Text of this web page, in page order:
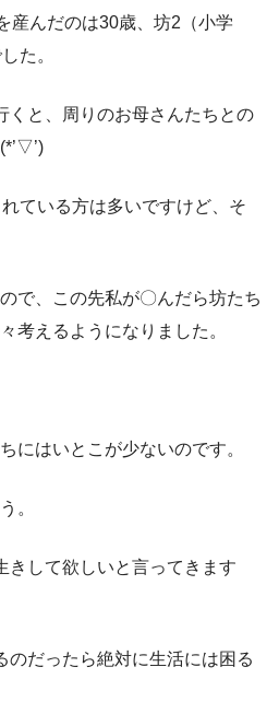
産んだのは30歳、坊2（小学
た。
くと、周りのお母さんたちとの
ている方は多いですけど、そ
で、この先私が〇んだら坊たち
考えるようになりました。
にはいとこが少ないのです。
。
きして欲しいと言ってきます
のだったら絶対に生活には困る